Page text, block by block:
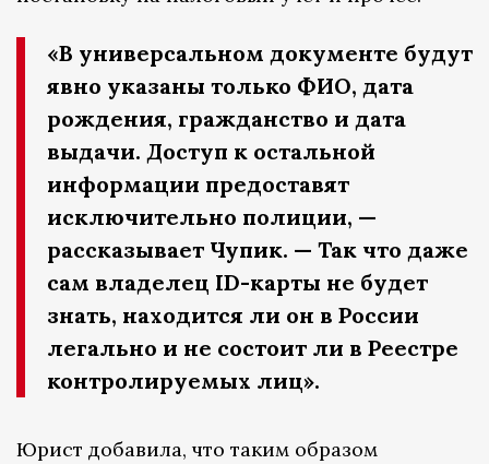
«В универсальном документе будут
явно указаны только ФИО, дата
рождения, гражданство и дата
выдачи. Доступ к остальной
информации предоставят
исключительно полиции, —
рассказывает Чупик. — Так что даже
сам владелец ID-карты не будет
знать, находится ли он в России
легально и не состоит ли в Реестре
контролируемых лиц».
Юрист добавила, что таким образом